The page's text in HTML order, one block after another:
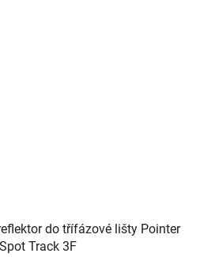
do třífázové lišty Pointer
Spot Track 3F